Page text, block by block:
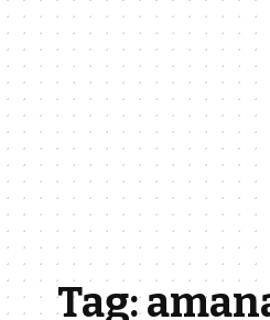
Tag: